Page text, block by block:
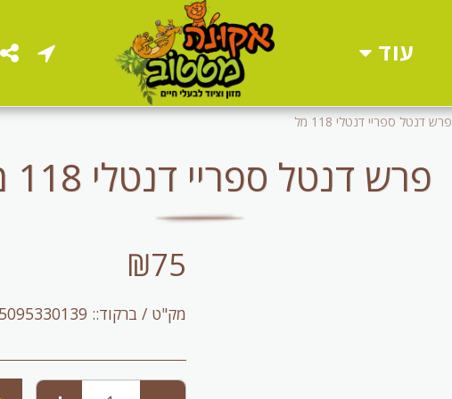
עוד
פרש דנטל ספריי דנטלי 118 מל
פרש דנטל ספריי דנטלי 118 מל
₪75
מק"ט / ברקוד::